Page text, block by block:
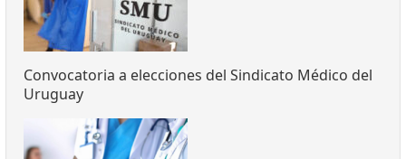
Convocatoria a elecciones del Sindicato Médico del
Uruguay